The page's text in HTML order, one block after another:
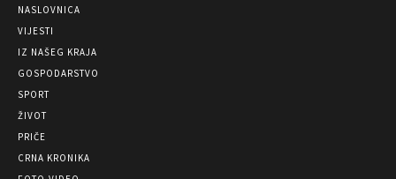
NASLOVNICA
VIJESTI
IZ NAŠEG KRAJA
GOSPODARSTVO
SPORT
ŽIVOT
PRIČE
CRNA KRONIKA